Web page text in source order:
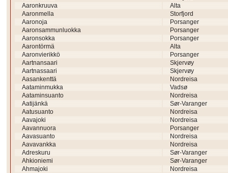
Aaronkruuva
Alta
Aaronmella
Storfjord
Aaronoja
Porsanger
Aaronsammunluokka
Porsanger
Aaronsokka
Porsanger
Aarontörmä
Alta
Aaronvierikkö
Porsanger
Aartnansaari
Skjervøy
Aartnassaari
Skjervøy
Aasankenttä
Nordreisa
Aataminmukka
Vadsø
Aataminsuanto
Nordreisa
Aatijänkä
Sør-Varanger
Aatusuanto
Nordreisa
Aavajoki
Nordreisa
Aavannuora
Porsanger
Aavasuanto
Nordreisa
Aavavankka
Nordreisa
Adreskuru
Sør-Varanger
Ahkioniemi
Sør-Varanger
Ahmajoki
Nordreisa